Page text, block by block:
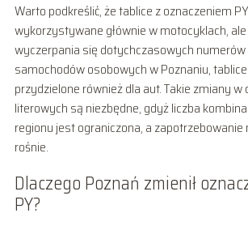
Warto podkreślić, że tablice z oznaczeniem
wykorzystywane głównie w motocyklach,
wyczerpania się dotychczasowych
samochodów osobowych w Poznaniu,
przydzielone również dla aut. Takie zmiany w
literowych są niezbędne, gdyż liczba
regionu jest ograniczona, a
rośnie.
Dlaczego Poznań zmienił
PY?